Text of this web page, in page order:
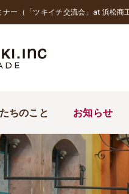
ー（「ツキイチ交流会」at 浜松商
ちのこと お知らせ